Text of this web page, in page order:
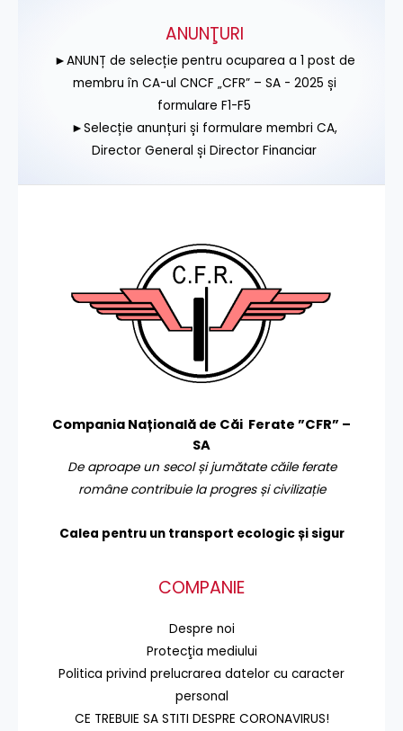
ANUNŢURI
►ANUNȚ de selecție pentru ocuparea a 1 post de
membru în CA-ul CNCF „CFR” – SA - 2025 și
formulare F1-F5
►Selecție anunțuri și formulare membri CA,
Director General și Director Financiar
Compania Națională de Căi Ferate ”CFR” –
SA
De aproape un secol și jumătate căile ferate
române contribuie la progres și civilizație
Calea pentru un transport ecologic și sigur
COMPANIE
Despre noi
Protecţia mediului
Politica privind prelucrarea datelor cu caracter
personal
CE TREBUIE SA STITI DESPRE CORONAVIRUS!